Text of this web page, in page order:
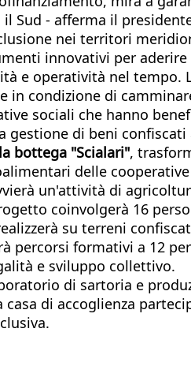
Sud - afferma il
nei territori
innovativi per
e operatività nel tempo.
condizione di
sociali che hanno
gestione di beni
bottega "Scialari",
delle
un'attività di
coinvolgerà 16
su terreni
percorsi formativi a 12
e sviluppo collettivo.
di sartoria e
casa di accoglienza